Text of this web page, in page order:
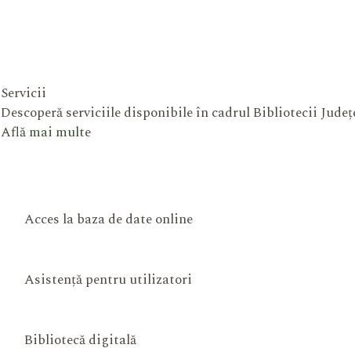
Servicii
Descoperă serviciile disponibile în cadrul Bibliotecii
Află mai multe
Acces la baza de date online
Asistență pentru utilizatori
Bibliotecă digitală